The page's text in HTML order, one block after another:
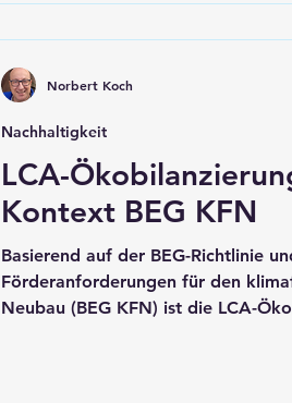
Besonders in alten Gebäuden sind
Mauerwerk massive
Nachricht: Eine nachträgliche
möglich und äußerst wirksam.
LCA-
Kontext BEG KFN
Basierend auf der BEG-Richtlinie
Förderanforderungen für den
Neubau (BEG KFN) ist die LCA-
Nachhaltigkeit
Norbert Koch